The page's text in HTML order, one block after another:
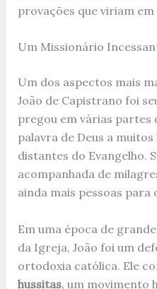
provações que viriam em
Um Missionário
Um dos aspectos mais
João de Capistrano foi
pregou em várias partes
palavra de Deus a
distantes do Evangelho.
acompanhada de
ainda mais pessoas para
Em uma época de
da Igreja, João foi um
ortodoxia católica. Ele
hussitas, um movimento